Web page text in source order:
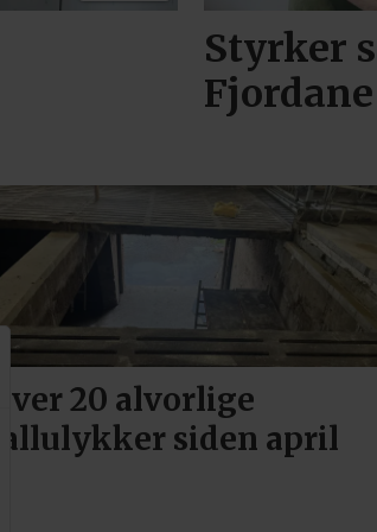
Styrker
Fjordane
Over 20 alvorlige
fallulykker siden april